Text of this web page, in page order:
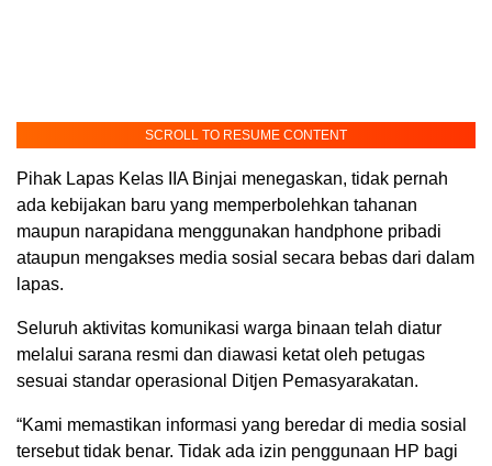
SCROLL TO RESUME CONTENT
Pihak Lapas Kelas IIA Binjai menegaskan, tidak pernah
ada kebijakan baru yang memperbolehkan tahanan
maupun narapidana menggunakan handphone pribadi
ataupun mengakses media sosial secara bebas dari dalam
lapas.
Seluruh aktivitas komunikasi warga binaan telah diatur
melalui sarana resmi dan diawasi ketat oleh petugas
sesuai standar operasional Ditjen Pemasyarakatan.
“Kami memastikan informasi yang beredar di media sosial
tersebut tidak benar. Tidak ada izin penggunaan HP bagi